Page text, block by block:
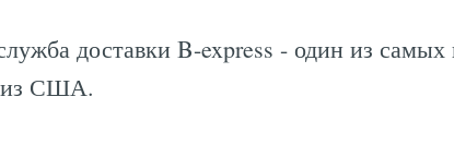
доставки B-express - один из
из США.